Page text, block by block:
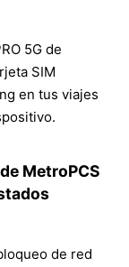
5G de
SIM
en tus viajes
MetroPCS
de red